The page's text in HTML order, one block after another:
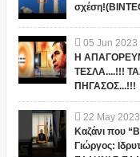
05 Jun 2023
Η
ΤΕΣΛΑ....!!!
ΠΗΓΑΣΟΣ...!!!
22 May 2023
Καζάνι που
Γιώργος: